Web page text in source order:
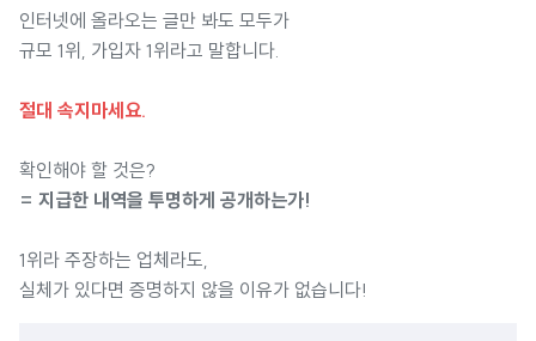
인터넷에 올라오는 글만 봐도 모두가
규모 1위, 가입자 1위라고 말합니다.
절대 속지마세요.
확인해야 할 것은?
= 지급한 내역을 투명하게 공개하는가!
1위라 주장하는 업체라도,
실체가 있다면 증명하지 않을 이유가 없습니다!